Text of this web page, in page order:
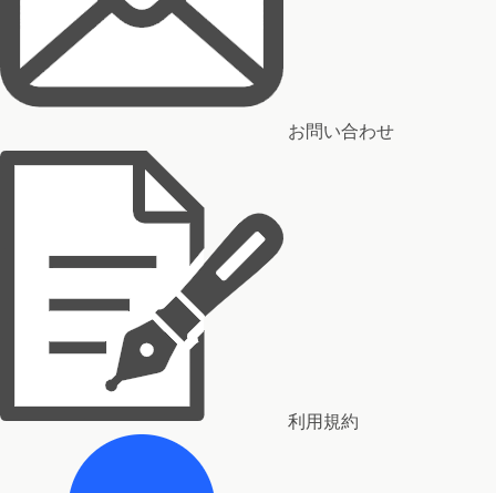
お問い合わせ
利用規約